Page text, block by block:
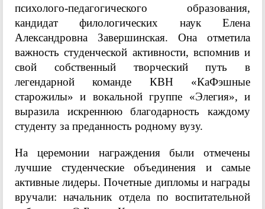
психолого-педагогического образования,
кандидат филологических наук Елена
Александровна Завершинская. Она отметила
важность студенческой активности, вспомнив и
свой собственный творческий путь в
легендарной команде КВН «КаФэшные
старожилы» и вокальной группе «Элегия», и
выразила искреннюю благодарность каждому
студенту за преданность родному вузу.
На церемонии награждения были отмечены
лучшие студенческие объединения и самые
активные лидеры. Почетные дипломы и награды
вручали: начальник отдела по воспитательной